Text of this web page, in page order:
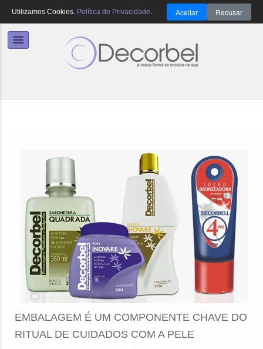
EMBALAGEM É UM COMPONENTE CHAVE DO
RITUAL DE CUIDADOS COM A PELE
Utilizamos Cookies. Política de Privacidade. Aceitar Recusar